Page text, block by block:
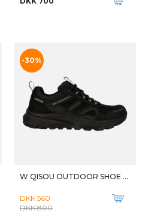
-30%
W QISOU OUTDOOR SHOE WP
DKK 560
DKK 800